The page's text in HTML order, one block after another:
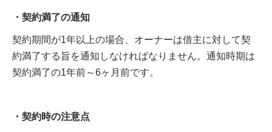
・契約満了の通知
契約期間が1年以上の場合、オーナーは借主に対して契
約満了する旨を通知しなければなりません。通知時期は
契約満了の1年前～6ヶ月前です。
・契約時の注意点